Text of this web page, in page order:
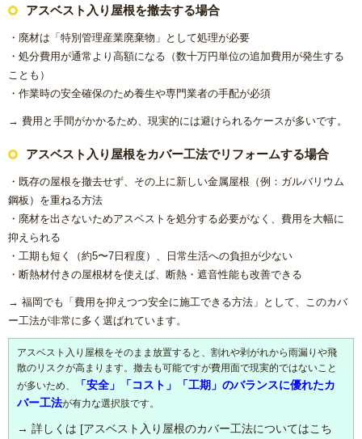
リフォームコラム
CONTACT
アスベスト入り屋根を撤去する場合
・廃材は「特別管理産業廃棄物」として処理が必要
・処分費用が通常より高額になる（数十万円単位の追加費用が発生する
ことも）
・作業時の安全確保のため養生や専門業者の手配が必須
→ 費用と手間がかかるため、現実的には避けられるケースが多いです。
アスベスト入り屋根をカバー工法でリフォームする場合
・既存の屋根を撤去せず、その上に新しい金属屋根（例：ガルバリウム
鋼板）を重ねる方法
・廃材を出さないためアスベストを処分する必要がなく、費用を大幅に
抑えられる
・工期も短く（約5〜7日程度）、日常生活への負担が少ない
・断熱材付きの屋根材を使えば、断熱・遮音性能も改善できる
→ 福岡でも「費用を抑えつつ安全に施工できる方法」として、このカバ
ー工法が非常に多く選ばれています。
アスベスト入り屋根をそのまま放置すると、割れや剥がれから雨漏りや飛
散のリスクが高まります。撤去も可能ですが費用面で現実的ではないこと
が多いため、
「安全」「コスト」「工期」のバランスに優れたカ
バー工法が有力な選択肢です。
→ 詳しくは [アスベスト入り屋根のカバー工法についてはこち